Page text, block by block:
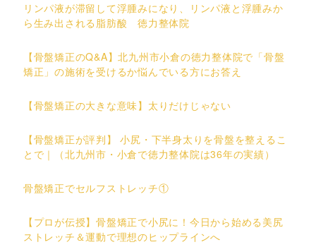
リンパ液が滞留して浮腫みになり、リンパ液と浮腫みか
ら生み出される脂肪酸 徳力整体院
【骨盤矯正のQ&A】北九州市小倉の徳力整体院で「骨盤
矯正」の施術を受けるか悩んでいる方にお答え
【骨盤矯正の大きな意味】太りだけじゃない
【骨盤矯正が評判】 小尻・下半身太りを骨盤を整えるこ
とで｜（北九州市・小倉で徳力整体院は36年の実績）
骨盤矯正でセルフストレッチ①
【プロが伝授】骨盤矯正で小尻に！今日から始める美尻
ストレッチ＆運動で理想のヒップラインへ